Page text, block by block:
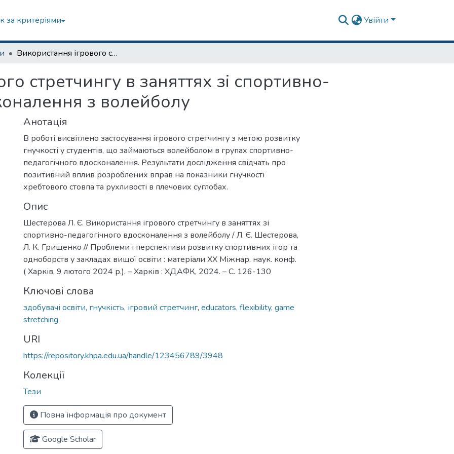
за критеріями Увійти
Використання ігрового стретчингу в заняттях зі спортивно-педагогічного вдосконалення з волейболу
стретчингу в заняттях зі спортивно-
з волейболу
Анотація
В роботі висвітлено застосування ігрового стретчингу з метою розвитку
гнучкості у студентів, що займаються волейболом в групах спортивно-
педагогічного вдосконалення. Результати дослідження свідчать про
позитивний вплив розроблених вправ на показники гнучкості
хребтового стовпа та рухливості в плечових суглобах.
Опис
Шестерова Л. Є. Використання ігрового стретчингу в заняттях зі
спортивно-педагогічного вдосконалення з волейболу / Л. Є. Шестерова,
Л. К. Грищенко // Проблеми і перспективи розвитку спортивних ігор та
одноборств у закладах вищої освіти : матеріали ХХ Міжнар. наук. конф.
( Харків, 9 лютого 2024 р.). – Харків : ХДАФК, 2024. – С. 126-130
Ключові слова
здобувачі освіти, гнучкість, ігровий стретчинг, educators, flexibility, game
stretching
URI
https://repository.khpa.edu.ua/handle/123456789/3948
Колекції
Тези
Повна інформація про документ
Google Scholar